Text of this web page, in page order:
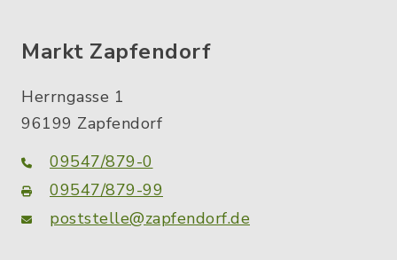
Markt Zapfendorf
Herrngasse 1
96199 Zapfendorf
09547/879-0
09547/879-99
poststelle@zapfendorf.de